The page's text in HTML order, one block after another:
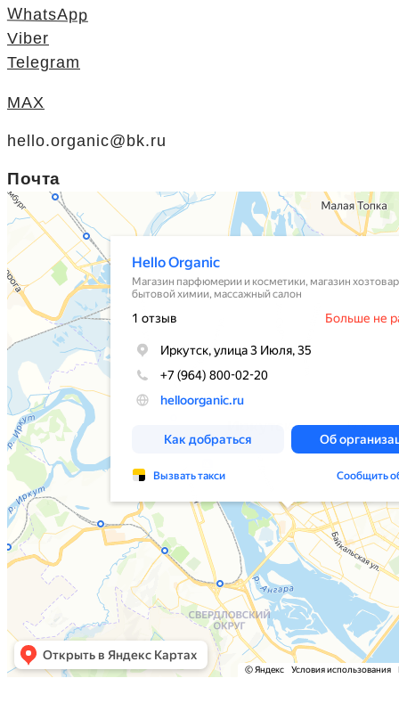
WhatsApp
Viber
Telegram
MAX
hello.organic@bk.ru
Почта